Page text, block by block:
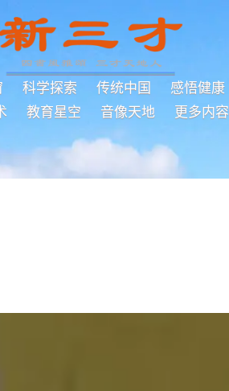
科学探索 传统中国 感悟健康
教育星空 音像天地 更多内容